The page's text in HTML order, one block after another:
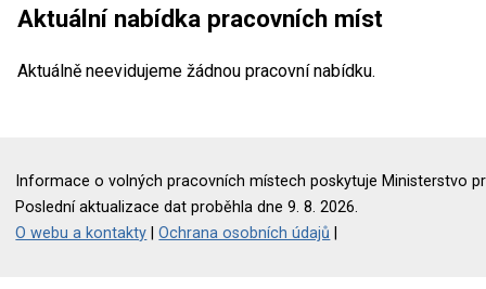
Aktuální nabídka pracovních míst
Aktuálně neevidujeme žádnou pracovní nabídku.
Informace o volných pracovních místech poskytuje Ministerstvo
Poslední aktualizace dat proběhla dne 9. 8. 2026.
O webu a kontakty |Ochrana osobních údajů